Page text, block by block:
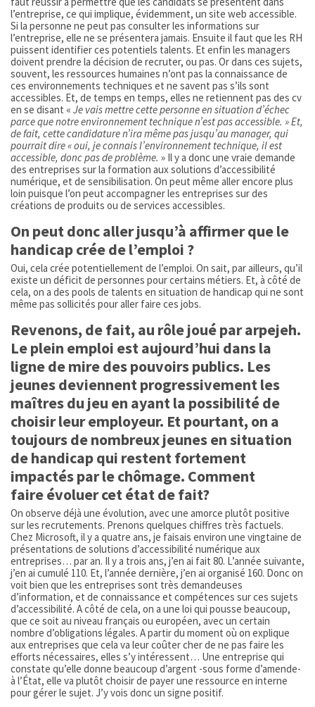
l’entreprise, ce qui implique, évidemment, un site web accessible.
Si la personne ne peut pas consulter les informations sur
l’entreprise, elle ne se présentera jamais. Ensuite il faut que les RH
puissent identifier ces potentiels talents. Et enfin les managers
doivent prendre la décision de recruter, ou pas. Or dans ces sujets,
souvent, les ressources humaines n’ont pas la connaissance de
ces environnements techniques et ne savent pas s’ils sont
accessibles. Et, de temps en temps, elles ne retiennent pas des cv
en se disant « Je vais mettre cette personne en situation d’échec
parce que notre environnement technique n’est pas accessible. » Et,
de fait, cette candidature n’ira même pas jusqu’au manager, qui
pourrait dire « oui, je connais l’environnement technique, il est
accessible, donc pas de problème. » Il y a donc une vraie demande
des entreprises sur la formation aux solutions d’accessibilité
numérique, et de sensibilisation. On peut même aller encore plus
loin puisque l’on peut accompagner les entreprises sur des
créations de produits ou de services accessibles.
On peut donc aller jusqu’à affirmer que le
handicap crée de l’emploi ?
Oui, cela crée potentiellement de l’emploi. On sait, par ailleurs, qu’il
existe un déficit de personnes pour certains métiers. Et, à côté de
cela, on a des pools de talents en situation de handicap qui ne sont
même pas sollicités pour aller faire ces jobs.
Revenons, de fait, au rôle joué par arpejeh.
Le plein emploi est aujourd’hui dans la
ligne de mire des pouvoirs publics. Les
jeunes deviennent progressivement les
maîtres du jeu en ayant la possibilité de
choisir leur employeur. Et pourtant, on a
toujours de nombreux jeunes en situation
de handicap qui restent fortement
impactés par le chômage. Comment
faire évoluer cet état de fait?
On observe déjà une évolution, avec une amorce plutôt positive
sur les recrutements. Prenons quelques chiffres très factuels.
Chez Microsoft, il y a quatre ans, je faisais environ une vingtaine de
présentations de solutions d’accessibilité numérique aux
entreprises… par an. Il y a trois ans, j’en ai fait 80. L’année suivante,
j’en ai cumulé 110. Et, l’année dernière, j’en ai organisé 160. Donc on
voit bien que les entreprises sont très demandeuses
d’information, et de connaissance et compétences sur ces sujets
d’accessibilité. A côté de cela, on a une loi qui pousse beaucoup,
que ce soit au niveau français ou européen, avec un certain
nombre d’obligations légales. A partir du moment où on explique
aux entreprises que cela va leur coûter cher de ne pas faire les
efforts nécessaires, elles s’y intéressent… Une entreprise qui
constate qu’elle donne beaucoup d’argent -sous forme d’amende-
à l’État, elle va plutôt choisir de payer une ressource en interne
pour gérer le sujet. J’y vois donc un signe positif.